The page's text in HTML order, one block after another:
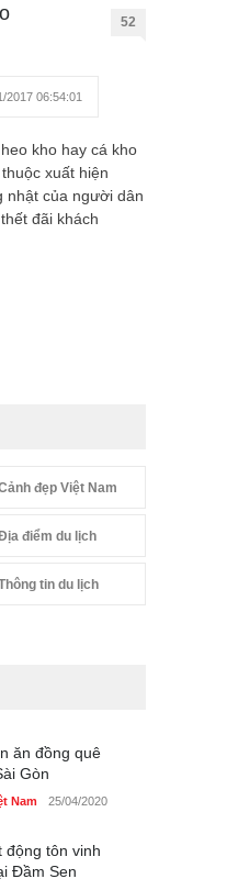
52
2017 06:54:01
kho hay cá kho
xuất hiện
nhật của người dân
đãi khách
đẹp Việt Nam
điểm du lịch
tin du lịch
ăn đồng quê
Gòn
Nam 25/04/2020
động tôn vinh
Đầm Sen